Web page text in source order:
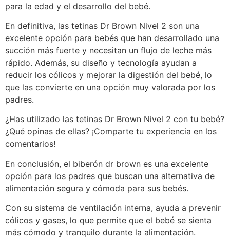
para la edad y el desarrollo del bebé.
En definitiva, las tetinas Dr Brown Nivel 2 son una
excelente opción para bebés que han desarrollado una
succión más fuerte y necesitan un flujo de leche más
rápido. Además, su diseño y tecnología ayudan a
reducir los cólicos y mejorar la digestión del bebé, lo
que las convierte en una opción muy valorada por los
padres.
¿Has utilizado las tetinas Dr Brown Nivel 2 con tu bebé?
¿Qué opinas de ellas? ¡Comparte tu experiencia en los
comentarios!
En conclusión, el biberón dr brown es una excelente
opción para los padres que buscan una alternativa de
alimentación segura y cómoda para sus bebés.
Con su sistema de ventilación interna, ayuda a prevenir
cólicos y gases, lo que permite que el bebé se sienta
más cómodo y tranquilo durante la alimentación.